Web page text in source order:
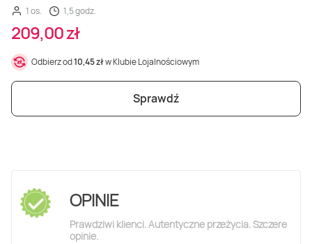
1 os.
1,5 godz.
209,00 zł
Odbierz od10,45 złw Klubie Lojalnościowym
Sprawdź
OPINIE
Prawdziwi klienci. Autentyczne przeżycia. Szczere
opinie.